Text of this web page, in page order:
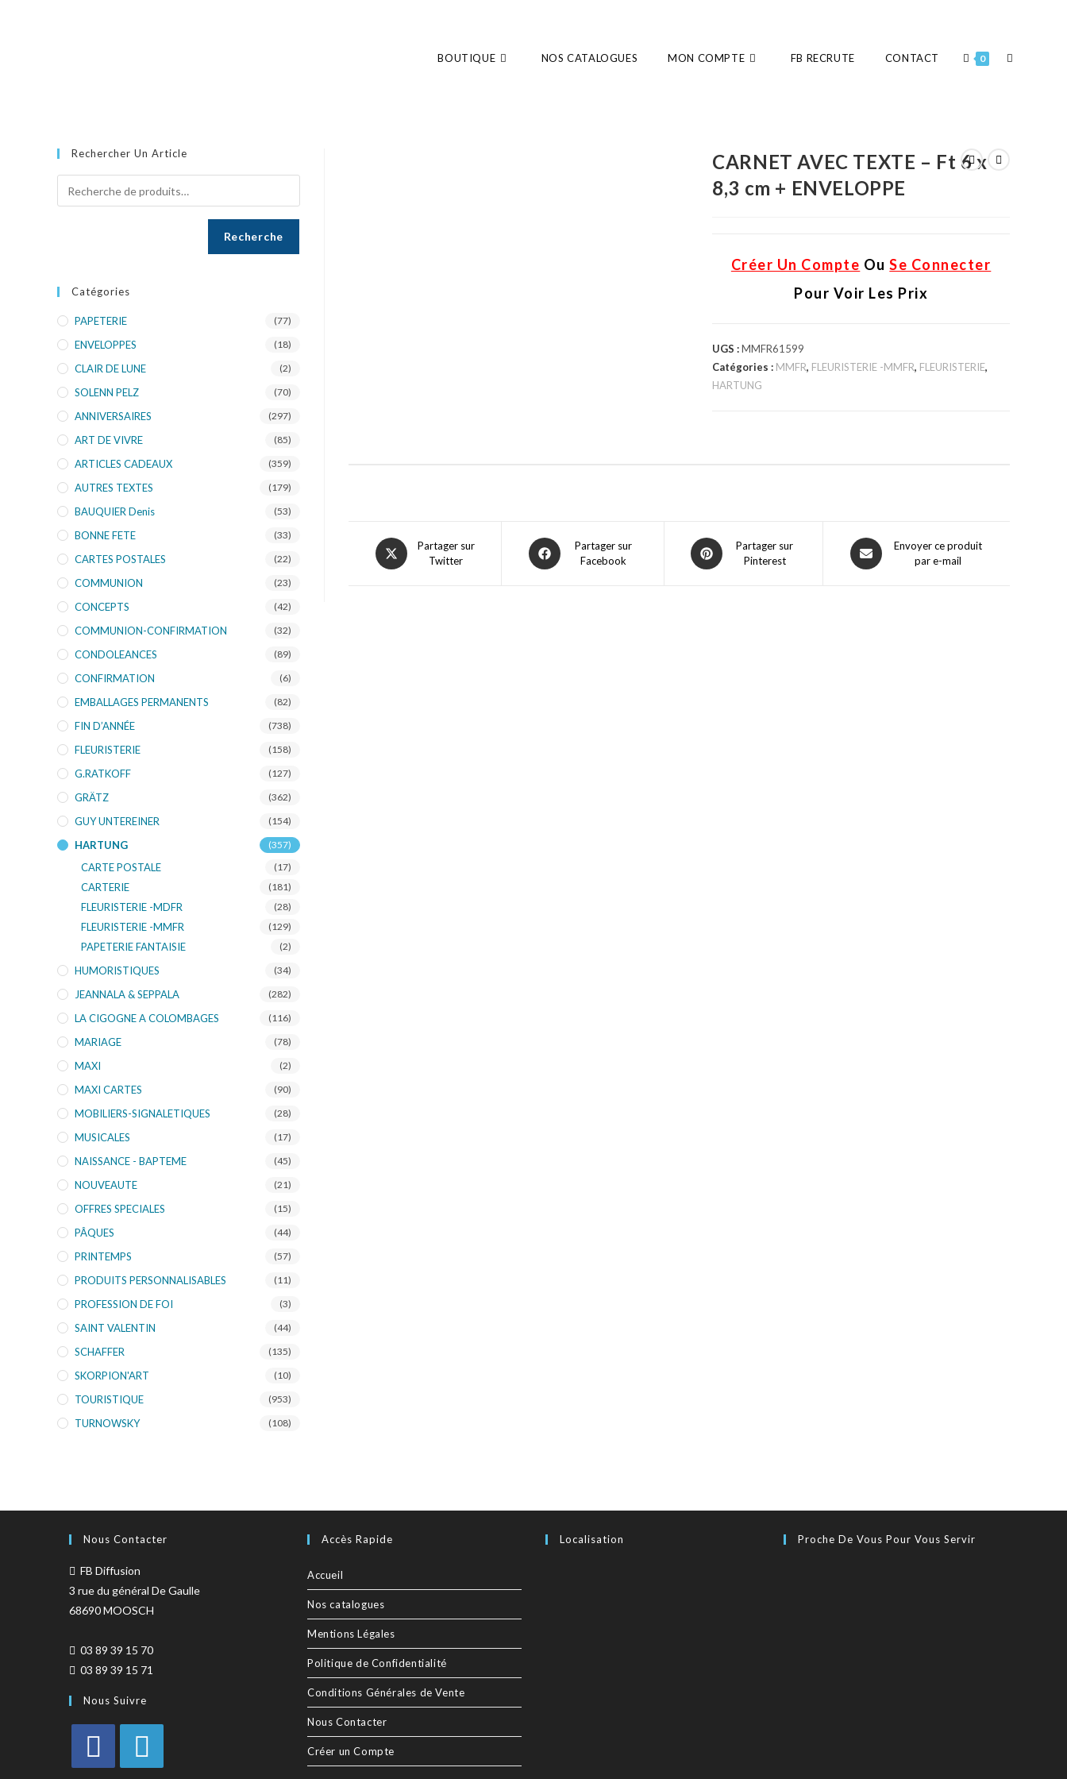
BOUTIQUE NOS CATALOGUES MON COMPTE FB RECRUTE CONTACT 0
CARNET AVEC TEXTE – Ft 6 x
8,3 cm + ENVELOPPE
Créer Un Compte OuSe Connecter
Pour Voir Les Prix
UGS :MMFR61599
Catégories : MMFR, FLEURISTERIE -MMFR, FLEURISTERIE,
HARTUNG
Partager sur
Twitter
Partager sur
Facebook
Partager sur
Pinterest
Envoyer ce produit
par e-mail
Rechercher Un Article
Recherche
Catégories
PAPETERIE (77)
ENVELOPPES (18)
CLAIR DE LUNE (2)
SOLENN PELZ (70)
ANNIVERSAIRES (297)
ART DE VIVRE (85)
ARTICLES CADEAUX (359)
AUTRES TEXTES (179)
BAUQUIER Denis (53)
BONNE FETE (33)
CARTES POSTALES (22)
COMMUNION (23)
CONCEPTS (42)
COMMUNION-CONFIRMATION (32)
CONDOLEANCES (89)
CONFIRMATION (6)
EMBALLAGES PERMANENTS (82)
FIN D’ANNÉE (738)
FLEURISTERIE (158)
G.RATKOFF (127)
GRÄTZ (362)
GUY UNTEREINER (154)
HARTUNG (357)
CARTE POSTALE (17)
CARTERIE (181)
FLEURISTERIE -MDFR (28)
FLEURISTERIE -MMFR (129)
PAPETERIE FANTAISIE (2)
HUMORISTIQUES (34)
JEANNALA & SEPPALA (282)
LA CIGOGNE A COLOMBAGES (116)
MARIAGE (78)
MAXI (2)
MAXI CARTES (90)
MOBILIERS-SIGNALETIQUES (28)
MUSICALES (17)
NAISSANCE - BAPTEME (45)
NOUVEAUTE (21)
OFFRES SPECIALES (15)
PÂQUES (44)
PRINTEMPS (57)
PRODUITS PERSONNALISABLES (11)
PROFESSION DE FOI (3)
SAINT VALENTIN (44)
SCHAFFER (135)
SKORPION'ART (10)
TOURISTIQUE (953)
TURNOWSKY (108)
Nous Contacter
FB Diffusion
3 rue du général De Gaulle
68690 MOOSCH
03 89 39 15 70
03 89 39 15 71
Nous Suivre
Accès Rapide
Accueil
Nos catalogues
Mentions Légales
Politique de Confidentialité
Conditions Générales de Vente
Nous Contacter
Créer un Compte
Localisation Proche De Vous Pour Vous Servir